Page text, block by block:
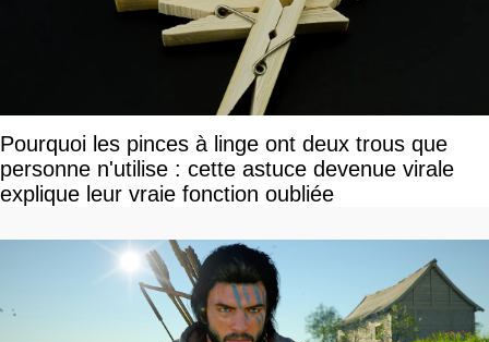
Pourquoi les pinces à linge ont deux trous que
personne n'utilise : cette astuce devenue virale
explique leur vraie fonction oubliée